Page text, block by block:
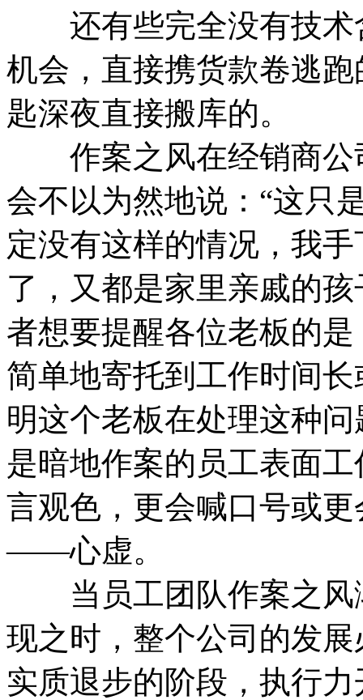
还有些完全没有技术
机会，直接携货款卷逃
匙深夜直接搬库的。
作案之风在经销商公
会不以为然地说：“这只
定没有这样的情况，我
了，又都是家里亲戚的
者想要提醒各位老板的
简单地寄托到工作时间
明这个老板在处理这种
是暗地作案的员工表面
言观色，更会喊口号或
——心虚。
当员工团队作案之风
现之时，整个公司的发
实质退步的阶段，执行